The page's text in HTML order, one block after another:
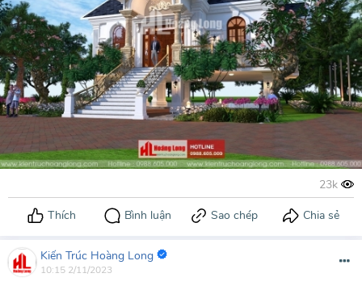
Kiến Trúc Hoàng Long
10:15 2/11/2023